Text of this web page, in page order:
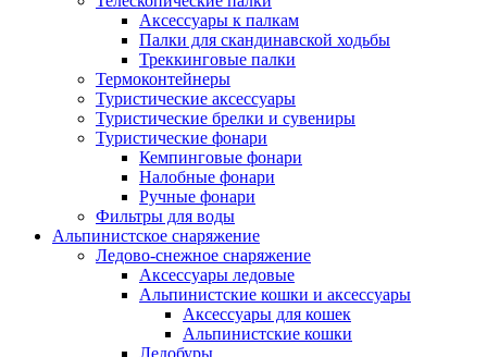
Аксессуары к палкам
Палки для скандинавской ходьбы
Треккинговые палки
Термоконтейнеры
Туристические аксессуары
Туристические брелки и сувениры
Туристические фонари
Кемпинговые фонари
Налобные фонари
Ручные фонари
Фильтры для воды
Альпинистское снаряжение
Ледово-снежное снаряжение
Аксессуары ледовые
Альпинистские кошки и аксессуары
Аксессуары для кошек
Альпинистские кошки
Ледобуры